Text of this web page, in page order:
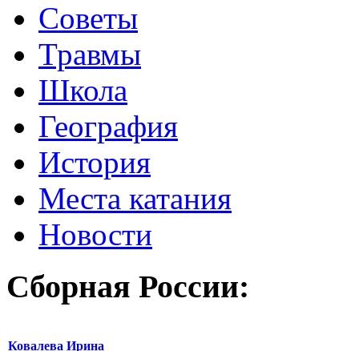
Советы
Травмы
Школа
География
История
Места катания
Новости
Сборная России:
Ковалева Ирина